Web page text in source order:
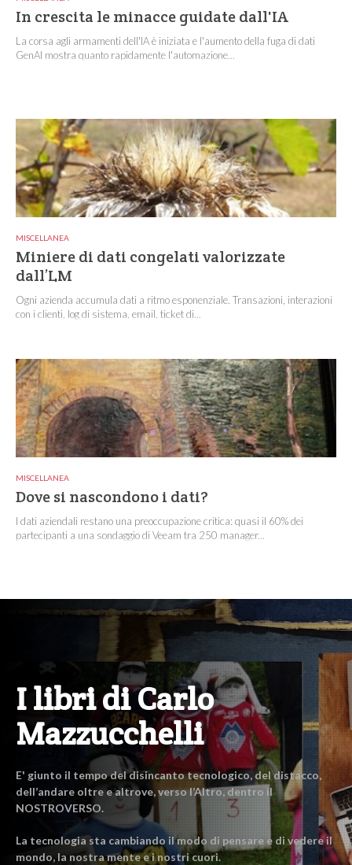
In crescita le minacce guidate dall'IA
La corsa agli armamenti dell'IA è iniziata e l'aumento della fuga di dati
GenAI mostra quanto rapidamente l'automazione...
MISCELLANEA
Miniere di dati congelati valorizzate
dall’LM
Ogni azienda accumula dati a ritmo esponenziale. Transazioni, interazioni
con i clienti, log di sistema, email, ticket di...
MISCELLANEA
Dove si nascondono i dati?
I dati aziendali restano una preoccupazione critica: quasi il 60% dei
partecipanti a una sondaggio di Veeam tra 250 manager...
I libri di Carlo
Mazzucchelli
E' giunto il tempo del disincanto tecnologico, del distacco,
dell’andare oltre e altrove, verso l’Altro, dentro il
NOSTROVERSO.
La tecnologia sta cambiando il modo di pensare e di vedere il
mondo, la nostra mente e i nostri cuori.